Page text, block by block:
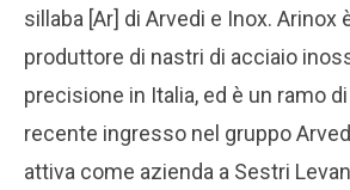
sillaba [Ar] di Arvedi e Inox. Arinox
produttore di nastri di acciaio
precisione in Italia, ed è un ramo
recente ingresso nel gruppo
attiva come azienda a Sestri